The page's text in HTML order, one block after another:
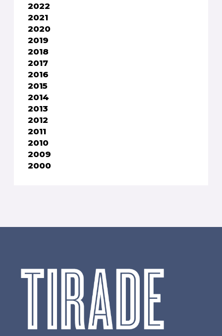
2022
2021
2020
2019
2018
2017
2016
2015
2014
2013
2012
2011
2010
2009
2000